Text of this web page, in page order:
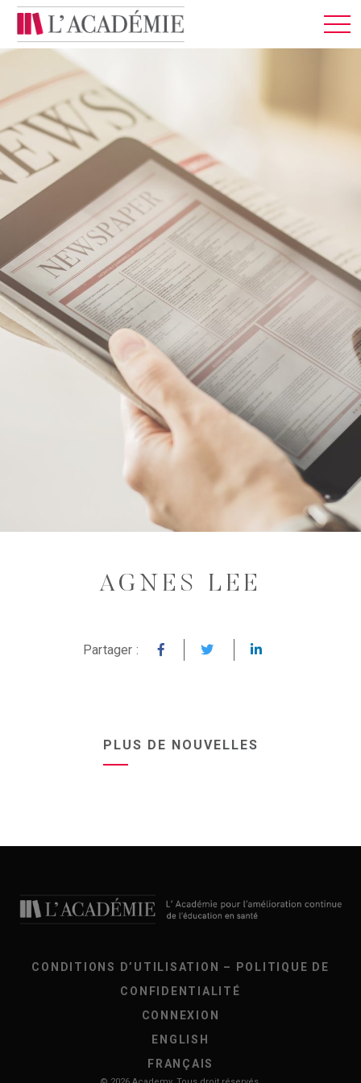
MEMBRES
CONNEXION
FRANÇAIS
AGNES LEE
Partager :
PLUS DE NOUVELLES
CONDITIONS D’UTILISATION – POLITIQUE DE
CONFIDENTIALITÉ
CONNEXION
ENGLISH
FRANÇAIS